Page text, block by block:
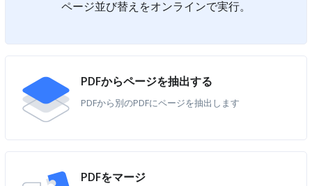
ページ並び替えをオンラインで実行。
PDFからページを抽出する
PDFから別のPDFにページを抽出します
PDFをマージ